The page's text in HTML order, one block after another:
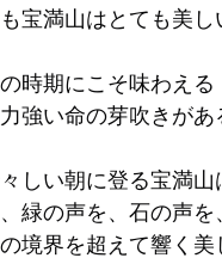
宝満山はとても美し
時期にこそ味わえる
強い命の芽吹きがあ
しい朝に登る宝満山
緑の声を、石の声を
境界を超えて響く美